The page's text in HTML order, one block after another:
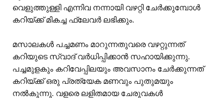
വെളുത്തുള്ളി എന്നിവ നന്നായി വഴറ്റി ചേർക്കുമ്പോൾ
കറിയ്ക്ക് മികച്ച ഫ്ലേവർ ലഭിക്കും.
മസാലകൾ പച്ചമണം മാറുന്നതുവരെ വഴറ്റുന്നത്
കറിയുടെ സ്വാദ് വർധിപ്പിക്കാൻ സഹായിക്കുന്നു.
പച്ചമുളകും കറിവേപ്പിലയും അവസാനം ചേർക്കുന്നത്
കറിയ്ക്ക് ഒരു പ്രത്യേക മണവും പുതുമയും
നൽകുന്നു. വളരെ ലളിതമായ ചേരുവകൾ